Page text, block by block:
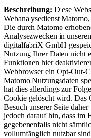
Beschreibung: Diese
Webanalysedienst
Die durch Matomo
Analysezwecken in
digitalfabriX GmbH
Nutzung Ihrer Daten nicht
Funktionen hier
Webbrowser ein Opt-Out-
Matomo Nutzungsdaten
hat dies allerdings zur
Cookie gelöscht wird. Das
Besuch unserer Seite
jedoch darauf hin, dass im
gegebenenfalls nicht
vollumfänglich nutzbar